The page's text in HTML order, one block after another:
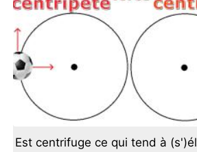
Est centrifuge ce qui tend à